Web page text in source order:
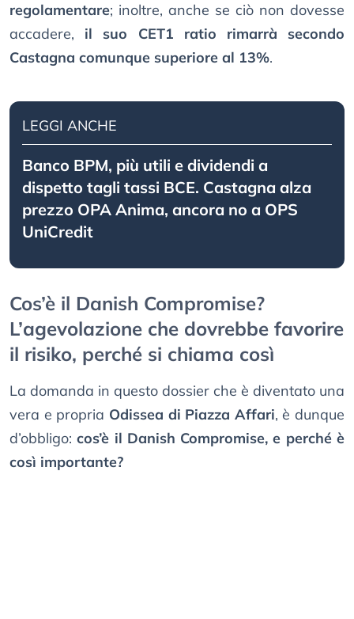
regolamentare; inoltre, anche se ciò non dovesse
accadere, il suo CET1 ratio rimarrà secondo
Castagna comunque superiore al 13%.
LEGGI ANCHE
Banco BPM, più utili e dividendi a
dispetto tagli tassi BCE. Castagna alza
prezzo OPA Anima, ancora no a OPS
UniCredit
Cos’è il Danish Compromise?
L’agevolazione che dovrebbe favorire
il risiko, perché si chiama così
La domanda in questo dossier che è diventato una
vera e propria Odissea di Piazza Affari, è dunque
d’obbligo:cos’è il Danish Compromise, e perché è
così importante?